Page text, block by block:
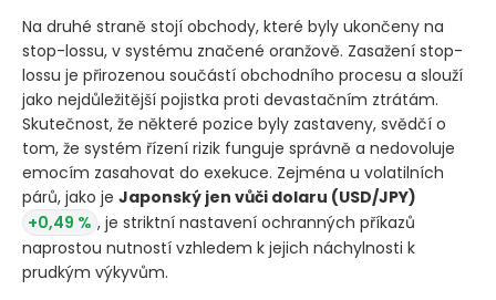
Na druhé straně stojí obchody, které byly ukončeny na
stop-lossu, v systému značené oranžově. Zasažení stop-
lossu je přirozenou součástí obchodního procesu a slouží
jako nejdůležitější pojistka proti devastačním ztrátám.
Skutečnost, že některé pozice byly zastaveny, svědčí o
tom, že systém řízení rizik funguje správně a nedovoluje
emocím zasahovat do exekuce. Zejména u volatilních
párů, jako je Japonský jen vůči dolaru (USD/JPY)
+0,49 % , je striktní nastavení ochranných příkazů
naprostou nutností vzhledem k jejich náchylnosti k
prudkým výkyvům.